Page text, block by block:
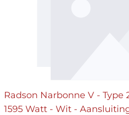
Radson Narbonne V - Type
1595 Watt - Wit -